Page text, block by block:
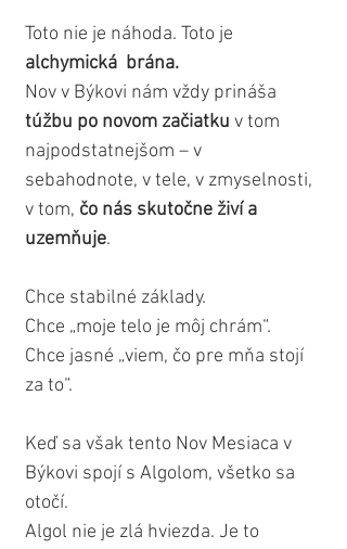
Toto nie je náhoda. Toto je
alchymická  brána.
Nov v Býkovi nám vždy prináša
túžbu po novom začiatku v tom
najpodstatnejšom – v
sebahodnote, v tele, v zmyselnosti,
v tom, čo nás skutočne živí a
uzemňuje.
Chce stabilné základy.
Chce „moje telo je môj chrám“.
Chce jasné „viem, čo pre mňa stojí
za to“.
Keď sa však tento Nov Mesiaca v
Býkovi spojí s Algolom, všetko sa
otočí.
Algol nie je zlá hviezda. Je to